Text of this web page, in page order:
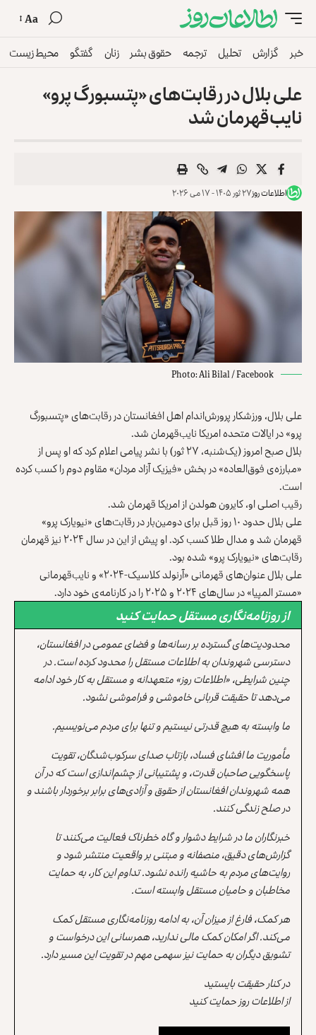
Aa
خبر گزارش تحلیل ترجمه حقوق بشر زنان گفتگو محیط زیست
علی بلال در رقابت‌های «پتسبورگ پرو»
نایب‌قهرمان شد
اطلاعات روز۲۷ ثور ۱۴۰۵ - ۱۷ می ۲۰۲۶
Photo: Ali Bilal / Facebook
علی بلال، ورزشکار پرورش‌اندام اهل افغانستان در رقابت‌های «پتسبورگ
پرو» در ایالات متحده امریکا نایب‌قهرمان شد.
بلال صبح امروز (یک‌شنبه، ۲۷ ثور) با
نشر پیامیاعلام کرد که او پس از
«مبارزه‌ی فوق‌العاده» در بخش «فیزیک آزاد مردان» مقاوم دوم را کسب کرده
است.
رقیب اصلی او، کایرون هولدن از امریکا قهرمان شد.
علی بلال حدود ۱۰ روز قبل برای دومین‌بار در رقابت‌های «نیویارک پرو»
قهرمان شد و مدال طلا کسب کرد. او پیش از این در سال ۲۰۲۴ نیز قهرمان
رقابت‌های «نیویارک پرو» شده بود.
علی بلال عنوان‌های قهرمانی «آرنولد کلاسیک-۲۰۲۴» و نایب‌قهرمانی
«مستر المپیا» در سال‌های ۲۰۲۴ و ۲۰۲۵ را در کارنامه‌ی خود دارد.
از روزنامه‌نگاری مستقل حمایت کنید
محدودیت‌های گسترده بر رسانه‌ها و فضای عمومی در افغانستان،
دسترسی شهروندان به اطلاعات مستقل را محدود کرده است. در
چنین شرایطی، «اطلاعات روز» متعهدانه و مستقل به کار خود ادامه
می‌دهد تا حقیقت قربانی خاموشی و فراموشی نشود.
ما وابسته به هیچ قدرتی نیستیم و تنها برای مردم می‌نویسیم.
مأموریت ما افشای فساد، بازتاب صدای سرکوب‌شدگان، تقویت
پاسخگویی صاحبان قدرت، و پشتیبانی از چشم‌اندازی است که در آن
همه شهروندان افغانستان از حقوق و آزادی‌های برابر برخوردار باشند و
در صلح زندگی کنند.
خبرنگاران ما در شرایط دشوار و گاه خطرناک فعالیت می‌کنند تا
گزارش‌های دقیق، منصفانه و مبتنی بر واقعیت منتشر شود و
روایت‌های مردم به حاشیه رانده نشود. تداوم این کار، به حمایت
مخاطبان و حامیان مستقل وابسته است.
هر کمک، فارغ از میزان آن، به ادامه روزنامه‌نگاری مستقل کمک
می‌کند. اگر امکان کمک مالی ندارید، همرسانی این درخواست و
تشویق دیگران به حمایت نیز سهمی مهم در تقویت این مسیر دارد.
در کنار حقیقت بایستید
از اطلاعات روز حمایت کنید